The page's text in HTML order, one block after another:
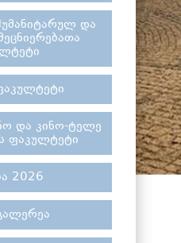
და
და კინო-ტელე
ფაკულტეტი
2026